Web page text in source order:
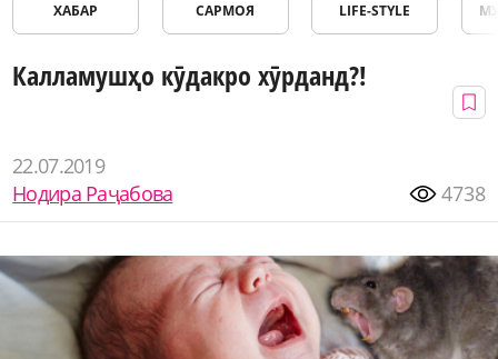
ХАБАР САРМОЯ LIFE-STYLE
Калламушҳо кӯдакро хӯрданд?!
22.07.2019
Нодира Раҷабова
4738